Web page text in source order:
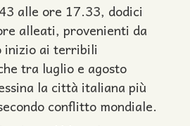
alle ore 17.33, dodici
alleati, provenienti da
inizio ai terribili
tra luglio e agosto
la città italiana più
conflitto mondiale.